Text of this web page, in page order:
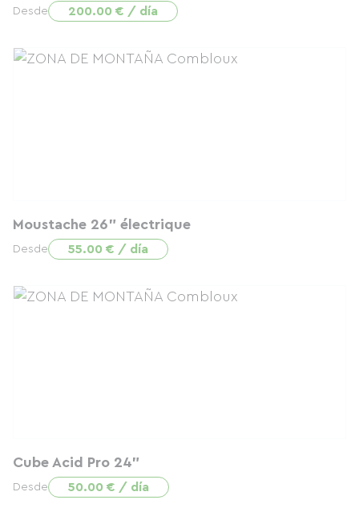
Desde 200.00 € / día
Moustache 26" électrique
Desde 55.00 € / día
Cube Acid Pro 24"
Desde 50.00 € / día